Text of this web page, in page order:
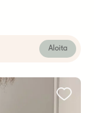
Aloita